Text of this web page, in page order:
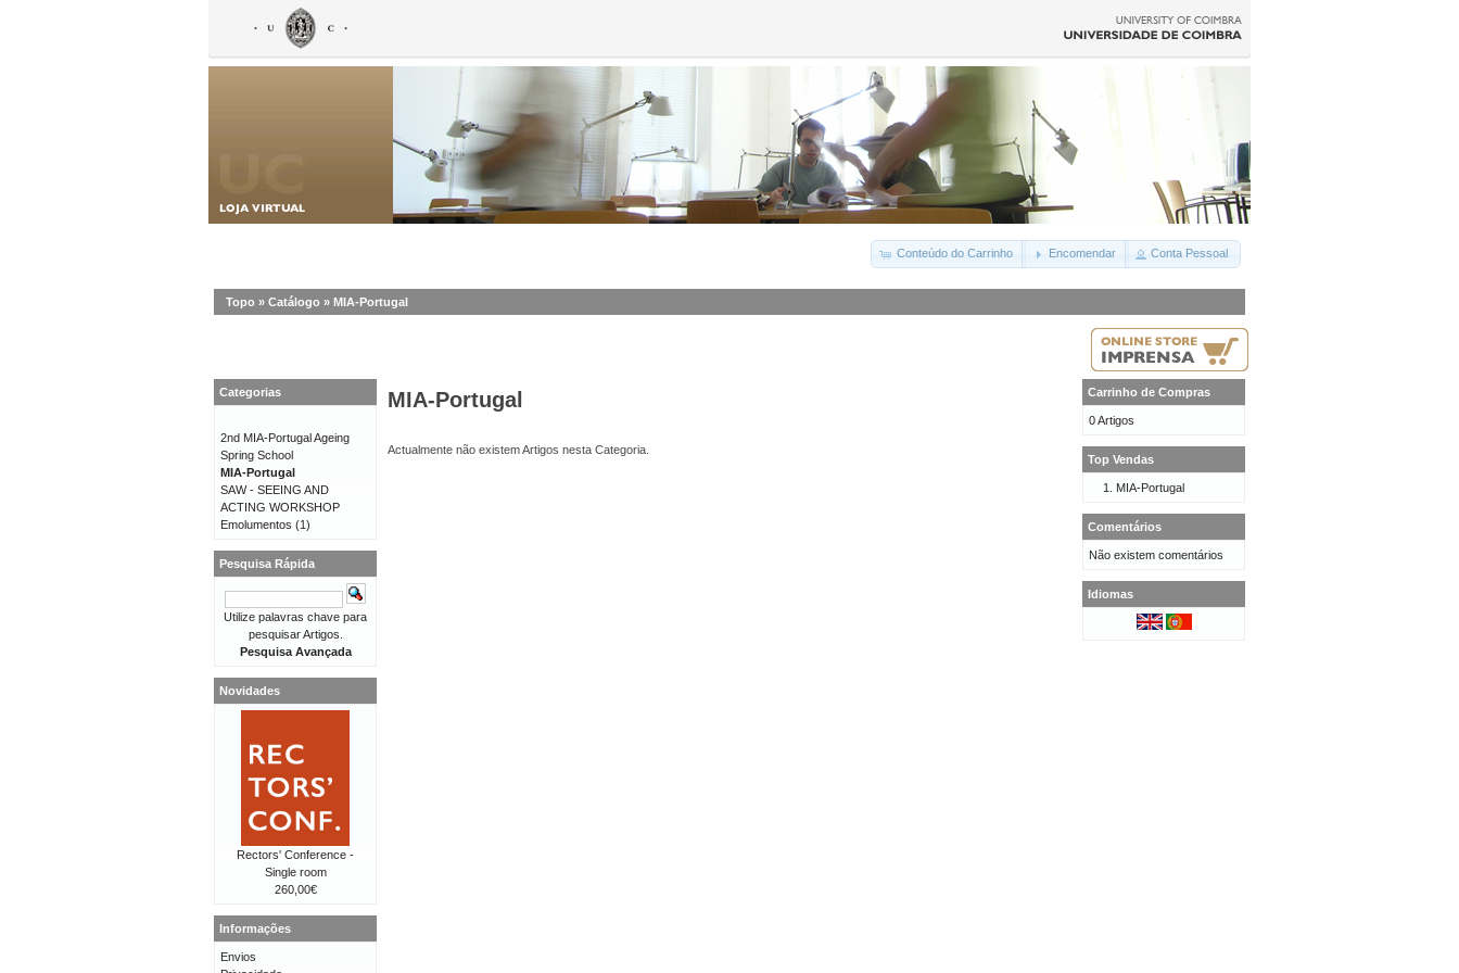
Conteúdo do Carrinho Encomendar Conta Pessoal
Topo » Catálogo » MIA-Portugal
MIA-Portugal
Actualmente não existem Artigos nesta Categoria.
Categorias
2nd MIA-Portugal Ageing
Spring School
MIA-Portugal
SAW - SEEING AND
ACTING WORKSHOP
Emolumentos (1)
Pesquisa Rápida
Utilize palavras chave para
pesquisar Artigos.
Pesquisa Avançada
Novidades
Rectors' Conference -
Single room
260,00€
Informações
Envios
Carrinho de Compras
0 Artigos
Top Vendas
MIA-Portugal
Comentários
Não existem comentários
Idiomas